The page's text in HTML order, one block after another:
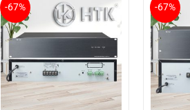
-67% -67%